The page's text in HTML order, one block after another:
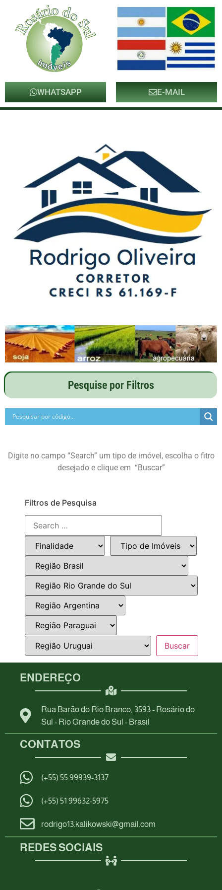
WHATSAPP E-MAIL
Pesquise por Filtros
Digite no campo “Search” um tipo de imóvel, escolha o fitro
desejado e clique em “Buscar”
Filtros de Pesquisa
ENDEREÇO
Rua Barão do Rio Branco, 3593 - Rosário do
Sul - Rio Grande do Sul - Brasil
CONTATOS
(+55) 55 99939-3137
(+55) 51 99632-5975
rodrigo13.kalikowski@gmail.com
REDES SOCIAIS